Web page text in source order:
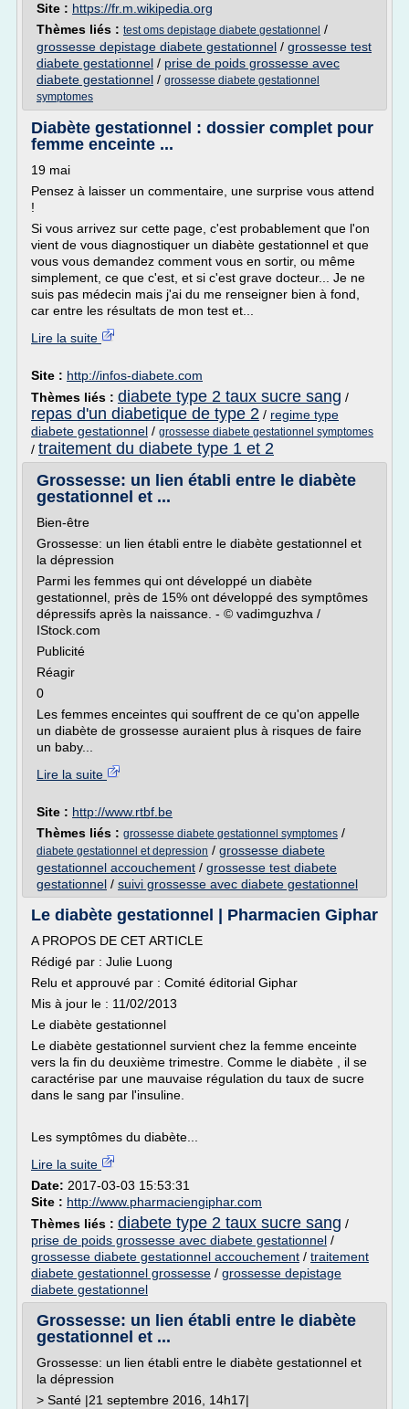
Site : https://fr.m.wikipedia.org
Thèmes liés : test oms depistage diabete gestationnel /
grossesse depistage diabete gestationnel / grossesse test
diabete gestationnel / prise de poids grossesse avec
diabete gestationnel / grossesse diabete gestationnel
symptomes
Diabète gestationnel : dossier complet pour
femme enceinte ...
19 mai
Pensez à laisser un commentaire, une surprise vous attend
!
Si vous arrivez sur cette page, c'est probablement que l'on
vient de vous diagnostiquer un diabète gestationnel et que
vous vous demandez comment vous en sortir, ou même
simplement, ce que c'est, et si c'est grave docteur... Je ne
suis pas médecin mais j'ai du me renseigner bien à fond,
car entre les résultats de mon test et...
Lire la suite
Site : http://infos-diabete.com
Thèmes liés : diabete type 2 taux sucre sang /
repas d'un diabetique de type 2 / regime type
diabete gestationnel / grossesse diabete gestationnel symptomes
/ traitement du diabete type 1 et 2
Grossesse: un lien établi entre le diabète
gestationnel et ...
Bien-être
Grossesse: un lien établi entre le diabète gestationnel et
la dépression
Parmi les femmes qui ont développé un diabète
gestationnel, près de 15% ont développé des symptômes
dépressifs après la naissance. - © vadimguzhva /
IStock.com
Publicité
Réagir
0
Les femmes enceintes qui souffrent de ce qu'on appelle
un diabète de grossesse auraient plus à risques de faire
un baby...
Lire la suite
Site : http://www.rtbf.be
Thèmes liés : grossesse diabete gestationnel symptomes /
diabete gestationnel et depression / grossesse diabete
gestationnel accouchement / grossesse test diabete
gestationnel / suivi grossesse avec diabete gestationnel
Le diabète gestationnel | Pharmacien Giphar
A PROPOS DE CET ARTICLE
Rédigé par : Julie Luong
Relu et approuvé par : Comité éditorial Giphar
Mis à jour le : 11/02/2013
Le diabète gestationnel
Le diabète gestationnel survient chez la femme enceinte
vers la fin du deuxième trimestre. Comme le diabète , il se
caractérise par une mauvaise régulation du taux de sucre
dans le sang par l'insuline.
Les symptômes du diabète...
Lire la suite
Date: 2017-03-03 15:53:31
Site : http://www.pharmaciengiphar.com
Thèmes liés : diabete type 2 taux sucre sang /
prise de poids grossesse avec diabete gestationnel /
grossesse diabete gestationnel accouchement / traitement
diabete gestationnel grossesse / grossesse depistage
diabete gestationnel
Grossesse: un lien établi entre le diabète
gestationnel et ...
Grossesse: un lien établi entre le diabète gestationnel et
la dépression
> Santé |21 septembre 2016, 14h17|